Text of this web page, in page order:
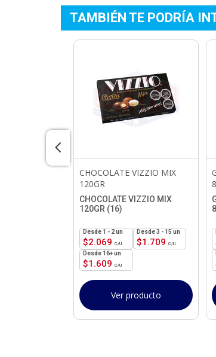
TAMBIÉN TE PODRÍA
CHOCOLATE VIZZIO MIX
120GR
CHOCOLATE VIZZIO MIX
120GR (16)
$2.069
1 - 2un
$1.709
3 - 15 un
$1.609
16+ un
Ver producto